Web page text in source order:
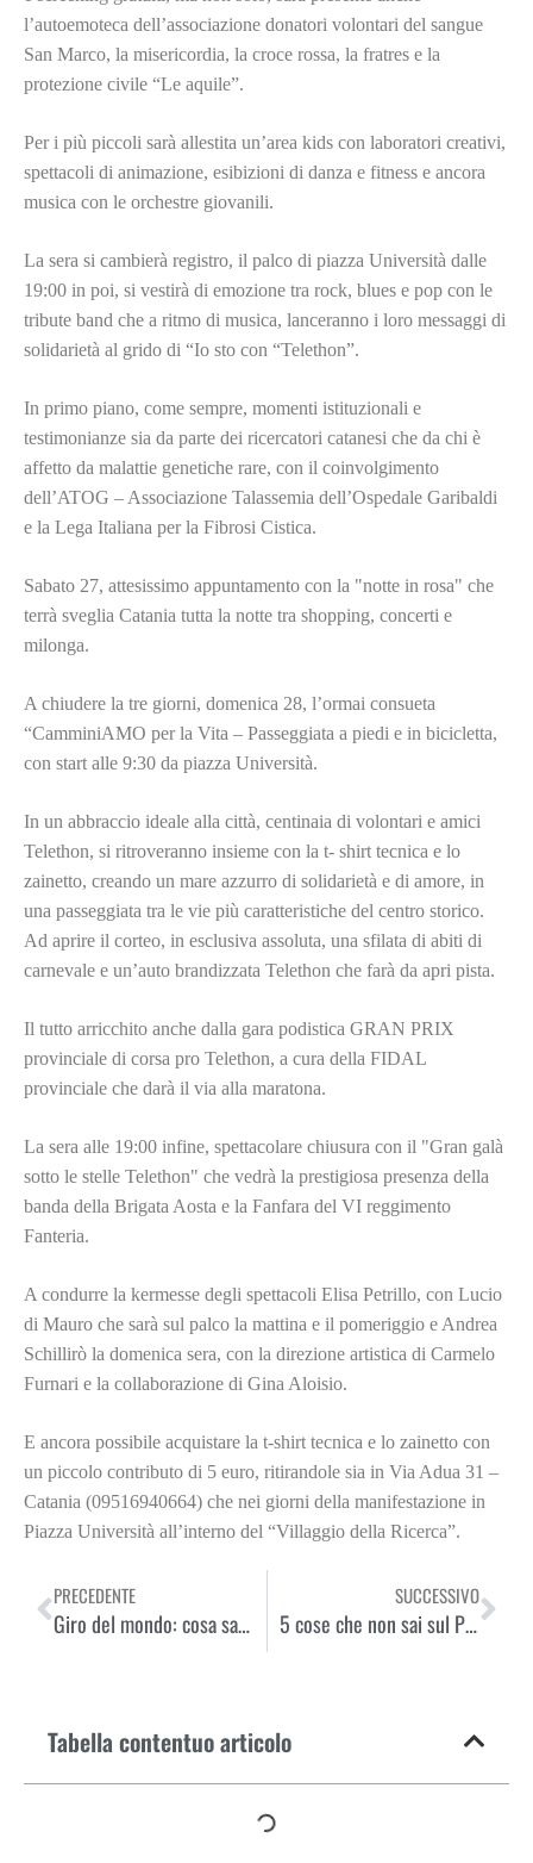
l’autoemoteca dell’associazione donatori volontari del sangue
San Marco, la misericordia, la croce rossa, la fratres e la
protezione civile “Le aquile”.
Per i più piccoli sarà allestita un’area kids con laboratori creativi,
spettacoli di animazione, esibizioni di danza e fitness e ancora
musica con le orchestre giovanili.
La sera si cambierà registro, il palco di piazza Università dalle
19:00 in poi, si vestirà di emozione tra rock, blues e pop con le
tribute band che a ritmo di musica, lanceranno i loro messaggi di
solidarietà al grido di “Io sto con “Telethon”.
In primo piano, come sempre, momenti istituzionali e
testimonianze sia da parte dei ricercatori catanesi che da chi è
affetto da malattie genetiche rare, con il coinvolgimento
dell’ATOG – Associazione Talassemia dell’Ospedale Garibaldi
e la Lega Italiana per la Fibrosi Cistica.
Sabato 27, attesissimo appuntamento con la "notte in rosa" che
terrà sveglia Catania tutta la notte tra shopping, concerti e
milonga.
A chiudere la tre giorni, domenica 28, l’ormai consueta
“CamminiAMO per la Vita – Passeggiata a piedi e in bicicletta,
con start alle 9:30 da piazza Università.
In un abbraccio ideale alla città, centinaia di volontari e amici
Telethon, si ritroveranno insieme con la t- shirt tecnica e lo
zainetto, creando un mare azzurro di solidarietà e di amore, in
una passeggiata tra le vie più caratteristiche del centro storico.
Ad aprire il corteo, in esclusiva assoluta, una sfilata di abiti di
carnevale e un’auto brandizzata Telethon che farà da apri pista.
Il tutto arricchito anche dalla gara podistica GRAN PRIX
provinciale di corsa pro Telethon, a cura della FIDAL
provinciale che darà il via alla maratona.
La sera alle 19:00 infine, spettacolare chiusura con il "Gran galà
sotto le stelle Telethon" che vedrà la prestigiosa presenza della
banda della Brigata Aosta e la Fanfara del VI reggimento
Fanteria.
A condurre la kermesse degli spettacoli Elisa Petrillo, con Lucio
di Mauro che sarà sul palco la mattina e il pomeriggio e Andrea
Schillirò la domenica sera, con la direzione artistica di Carmelo
Furnari e la collaborazione di Gina Aloisio.
E ancora possibile acquistare la t-shirt tecnica e lo zainetto con
un piccolo contributo di 5 euro, ritirandole sia in Via Adua 31 –
Catania (09516940664) che nei giorni della manifestazione in
Piazza Università all’interno del “Villaggio della Ricerca”.
PRECEDENTE
Giro del mondo: cosa sapere prima di partire
SUCCESSIVO
5 cose che non sai sul Paraguay e che potrebbero sorprenderti
Tabella contentuo articolo